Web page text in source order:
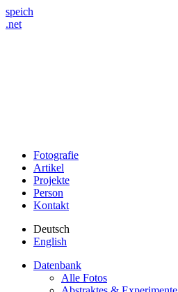
speich
.net
Fotografie
Artikel
Projekte
Person
Kontakt
Deutsch
English
Datenbank
Alle Fotos